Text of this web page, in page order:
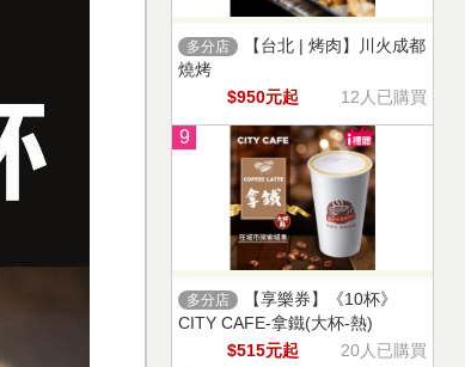
多分店
【台北 | 烤肉】川火成都
燒烤
$950元起
12人已購買
9
多分店
【享樂券】《10杯》
CITY CAFE-拿鐵(大杯-熱)
$515元起
20人已購買